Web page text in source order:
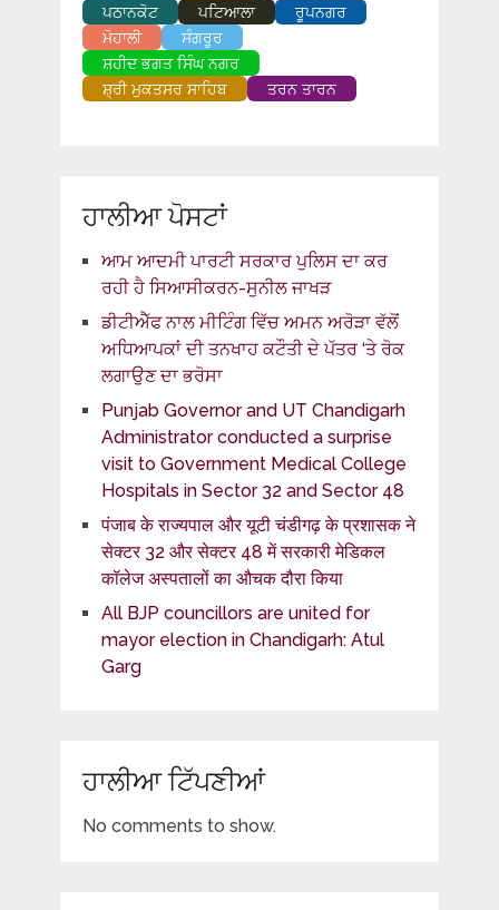
ਪਠਾਨਕੋਟ
ਪਟਿਆਲਾ
ਰੂਪਨਗਰ
ਮੋਹਾਲੀ
ਸੰਗਰੂਰ
ਸ਼ਹੀਦ ਭਗਤ ਸਿੰਘ ਨਗਰ
ਸ਼੍ਰੀ ਮੁਕਤਸਰ ਸਾਹਿਬ
ਤਰਨ ਤਾਰਨ
ਹਾਲੀਆ ਪੋਸਟਾਂ
ਆਮ ਆਦਮੀ ਪਾਰਟੀ ਸਰਕਾਰ ਪੁਲਿਸ ਦਾ ਕਰ
ਰਹੀ ਹੈ ਸਿਆਸੀਕਰਨ-ਸੁਨੀਲ ਜਾਖੜ
ਡੀਟੀਐੱਫ ਨਾਲ ਮੀਟਿੰਗ ਵਿੱਚ ਅਮਨ ਅਰੋੜਾ ਵੱਲੋਂ
ਅਧਿਆਪਕਾਂ ਦੀ ਤਨਖਾਹ ਕਟੌਤੀ ਦੇ ਪੱਤਰ ‘ਤੇ ਰੋਕ
ਲਗਾਉਣ ਦਾ ਭਰੋਸਾ
Punjab Governor and UT Chandigarh
Administrator conducted a surprise
visit to Government Medical College
Hospitals in Sector 32 and Sector 48
पंजाब के राज्यपाल और यूटी चंडीगढ़ के प्रशासक ने
सेक्टर 32 और सेक्टर 48 में सरकारी मेडिकल
कॉलेज अस्पतालों का औचक दौरा किया
All BJP councillors are united for
mayor election in Chandigarh: Atul
Garg
ਹਾਲੀਆ ਟਿੱਪਣੀਆਂ
No comments to show.